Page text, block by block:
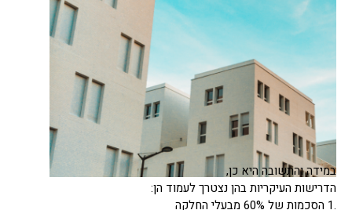
במידה והתשובה היא כן,
הדרישות העיקריות בהן נצטרך לעמוד הן: